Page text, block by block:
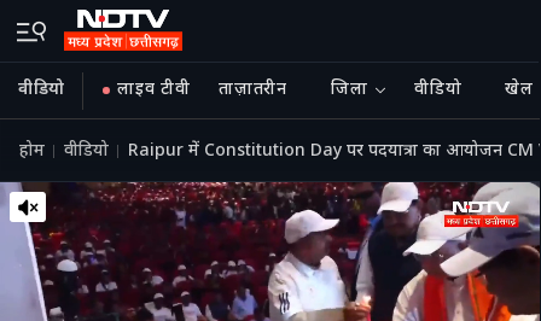
वीडियो लाइव टीवी ताज़ातरीन जिला वीडियो खेल
होम वीडियो Raipur में Constitution Day पर पदयात्रा का आयोजन CM